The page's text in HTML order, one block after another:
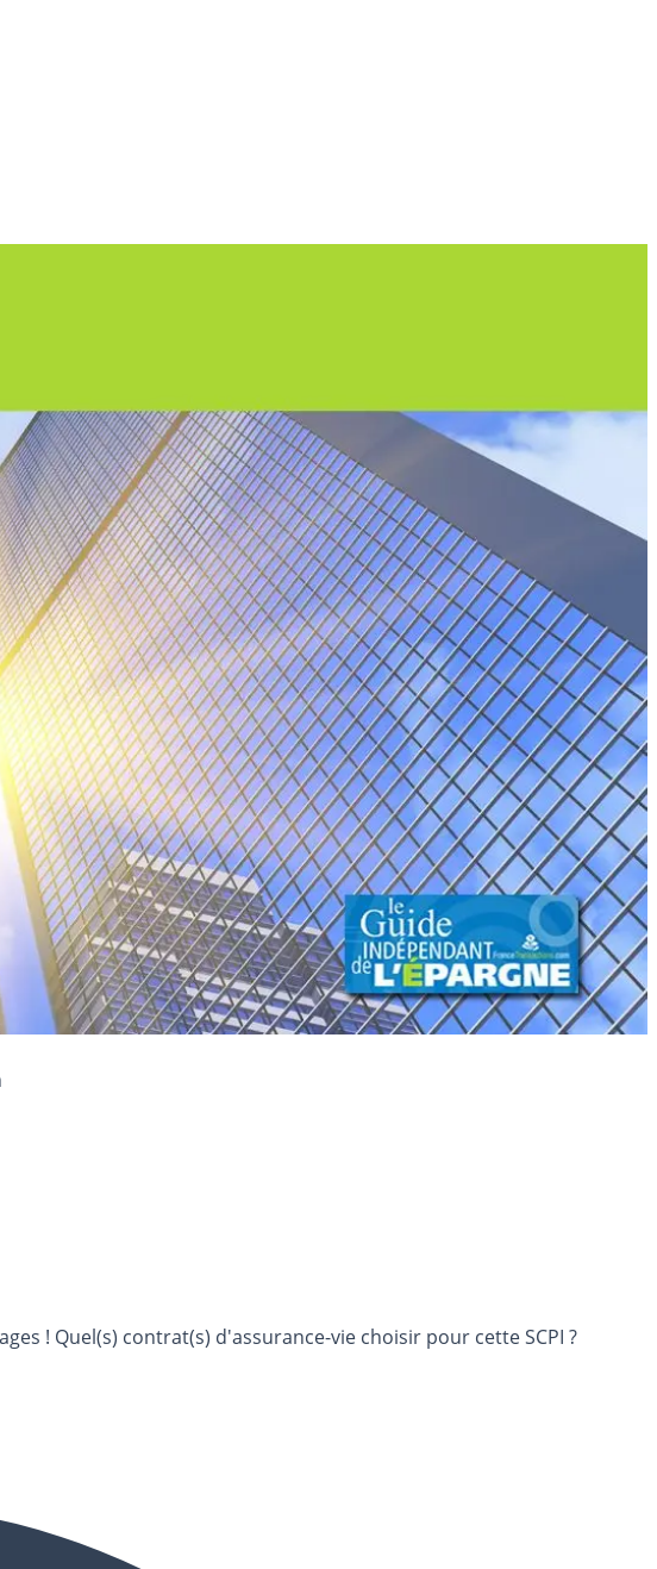
! Quel(s) contrat(s) d'assurance-vie choisir pour cette SCPI ?